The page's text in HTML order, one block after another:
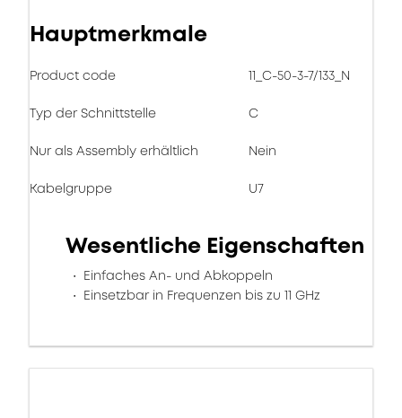
Hauptmerkmale
Product code 11_C-50-3-7/133_N
Typ der Schnittstelle C
Nur als Assembly erhältlich Nein
Kabelgruppe U7
Wesentliche Eigenschaften
Einfaches An- und Abkoppeln
Einsetzbar in Frequenzen bis zu 11 GHz